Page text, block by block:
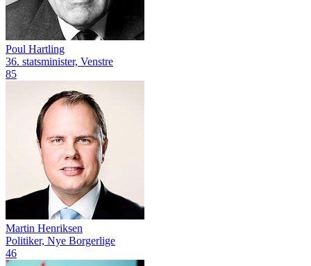
Poul Hartling
36. statsminister, Venstre
85
Martin Henriksen
Politiker, Nye Borgerlige
46